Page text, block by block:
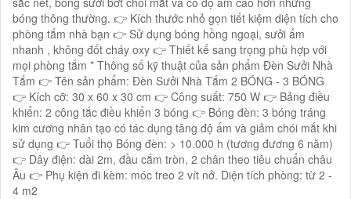
bóng thông thường. 👉 Kích thước nhỏ gọn tiết kiệm diện tích cho
phòng tắm nhà bạn 👉 Sử dụng bóng hồng ngoại, sưởi ấm
nhanh , không đốt cháy oxy 👉 Thiết kế sang trọng phù hợp với
mọi phòng tắm * Thông số kỹ thuật của sản phẩm Đèn Sưởi Nhà
Tắm 👉 Tên sản phẩm: Đèn Sưởi Nhà Tắm 2 BÓNG - 3 BÓNG
👉 Kích cỡ: 30 x 60 x 30 cm 👉 Công suất: 750 W 👉 Bảng điều
khiển: 2 công tắc điều khiển 3 bóng 👉 Bóng đèn: 3 bóng tráng
kim cương nhân tạo có tác dụng tăng độ ấm và giảm chói mắt khi
sử dụng 👉 Tuổi thọ Bóng đèn: > 10.000 h (tương đương 6 năm)
👉 Dây điện: dài 2m, đầu cắm tròn, 2 chân theo tiêu chuẩn châu
Âu 👉 Phụ kiện đi kèm: móc treo 2 vít nở. Diện tích phòng: từ 2 -
4 m2